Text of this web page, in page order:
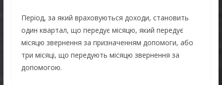
Період, за який враховуються доходи, становить
один квартал, що передує місяцю, який передує
місяцю звернення за призначенням допомоги, або
три місяці, що передують місяцю звернення за
допомогою.